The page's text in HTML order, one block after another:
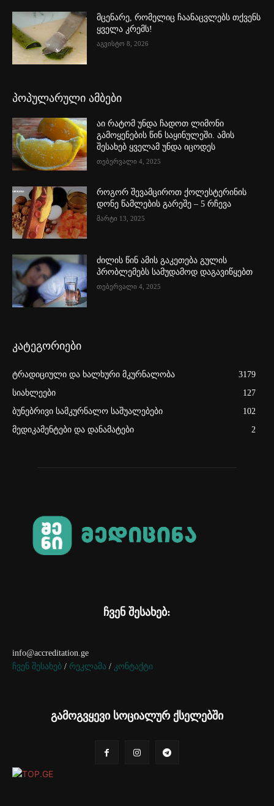
მცენარე, რომელიც ჩაანაცვლებს თქვენს
ყველა კრემს!
აგვისტო 8, 2026
პოპულარული ამბები
აი რატომ უნდა ჩადოთ ლიმონი
გამოყენების წინ საყინულეში. ამის
შესახებ ყველამ უნდა იცოდეს
თებერვალი 4, 2025
როგორ შევამციროთ ქოლესტერინის
დონე წამლების გარეშე – 5 რჩევა
მარტი 13, 2025
ძილის წინ ამის გაკეთება გულის
პრობლემებს სამუდამოდ დაგავიწყებთ
თებერვალი 4, 2025
კატეგორიები
ტრადიციული და ხალხური მკურნალობა
3179
სიახლეები
127
ბუნებრივი სამკურნალო საშუალებები
102
მედიკამენტები და დანამატები
2
ჩვენ შესახებ:
info@accreditation.ge
ჩვენ შესახებ / რეკლამა / კონტაქტი
გამოგვყევი სოციალურ ქსელებში